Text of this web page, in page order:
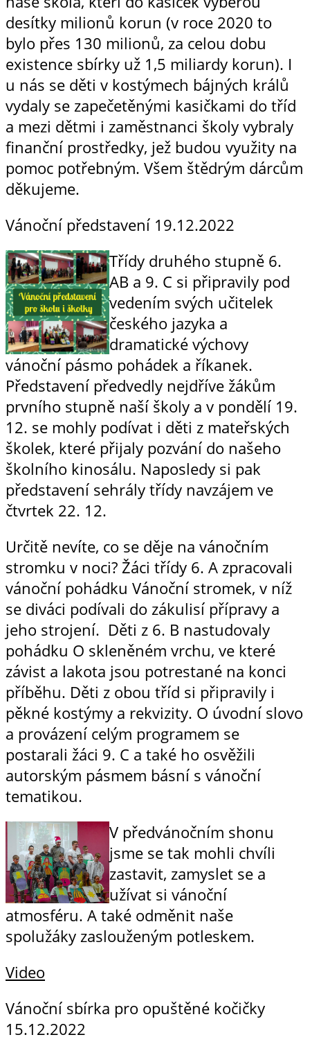
desítky milionů korun (v roce 2020 to
bylo přes 130 milionů, za celou dobu
existence sbírky už 1,5 miliardy korun). I
u nás se děti v kostýmech bájných králů
vydaly se zapečetěnými kasičkami do tříd
a mezi dětmi i zaměstnanci školy vybraly
finanční prostředky, jež budou využity na
pomoc potřebným. Všem štědrým dárcům
děkujeme.
Vánoční představení 19.12.2022
Třídy druhého stupně 6.
AB a 9. C si připravily pod
vedením svých učitelek
českého jazyka a
dramatické výchovy
vánoční pásmo pohádek a říkanek.
Představení předvedly nejdříve žákům
prvního stupně naší školy a v pondělí 19.
12. se mohly podívat i děti z mateřských
školek, které přijaly pozvání do našeho
školního kinosálu. Naposledy si pak
představení sehrály třídy navzájem ve
čtvrtek 22. 12.
Určitě nevíte, co se děje na vánočním
stromku v noci? Žáci třídy 6. A zpracovali
vánoční pohádku Vánoční stromek, v níž
se diváci podívali do zákulisí přípravy a
jeho strojení. Děti z 6. B nastudovaly
pohádku O skleněném vrchu, ve které
závist a lakota jsou potrestané na konci
příběhu. Děti z obou tříd si připravily i
pěkné kostýmy a rekvizity. O úvodní slovo
a provázení celým programem se
postarali žáci 9. C a také ho osvěžili
autorským pásmem básní s vánoční
tematikou.
V předvánočním shonu
jsme se tak mohli chvíli
zastavit, zamyslet se a
užívat si vánoční
atmosféru. A také odměnit naše
spolužáky zaslouženým potleskem.
Video
Vánoční sbírka pro opuštěné kočičky
15.12.2022